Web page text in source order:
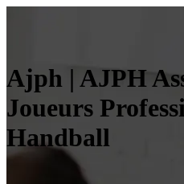
Ajph | AJPH
Joueurs
Handball